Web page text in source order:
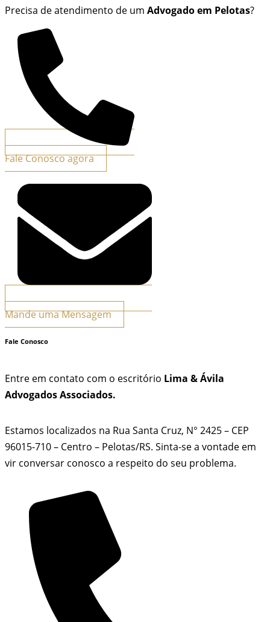
Precisa de atendimento de um Advogado em Pelotas?
Fale Conosco agora
Mande uma Mensagem
Fale Conosco
Entre em contato com o escritório Lima & Ávila
Advogados Associados.
Estamos localizados na Rua Santa Cruz, N° 2425 – CEP
96015-710 – Centro – Pelotas/RS. Sinta-se a vontade em
vir conversar conosco a respeito do seu problema.